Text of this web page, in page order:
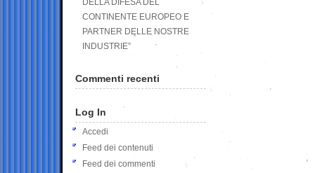
DELLA DIFESA DEL
CONTINENTE EUROPEO E
PARTNER DELLE NOSTRE
INDUSTRIE”
Commenti recenti
Log In
Accedi
Feed dei contenuti
Feed dei commenti